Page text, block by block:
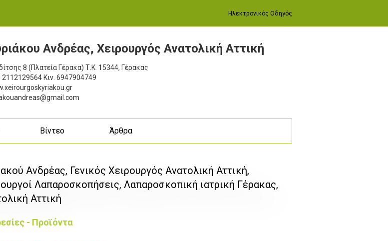
Ηλεκτρονικός Οδηγός
Ανδρέας, Χειρουργός Ανατολική Αττική
8 (Πλατεία Γέρακα) Τ.Κ. 15344, Γέρακας
2112129564 Κιν. 6947904749
Βίντεο Άρθρα
Ανδρέας, Γενικός Χειρουργός Ανατολική Αττική,
Λαπαροσκοπήσεις, Λαπαροσκοπική ιατρική Γέρακας,
Αττική
- Προϊόντα